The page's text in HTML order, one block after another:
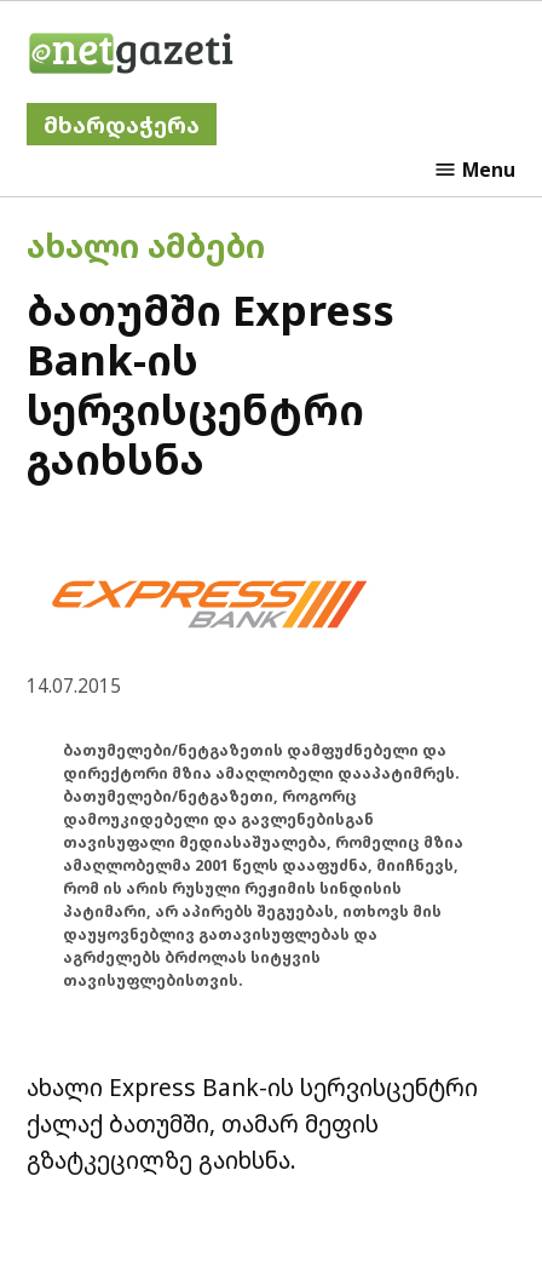
მხარდაჭერა
Menu
POSTED
IN
ᲐᲮᲐᲚᲘ ᲐᲛᲑᲔᲑᲘ
ბათუმში Express
Bank-ის
სერვისცენტრი
გაიხსნა
14.07.2015
ბათუმელები/ნეტგაზეთის დამფუძნებელი და
დირექტორი მზია ამაღლობელი დააპატიმრეს.
ბათუმელები/ნეტგაზეთი, როგორც
დამოუკიდებელი და გავლენებისგან
თავისუფალი მედიასაშუალება, რომელიც მზია
ამაღლობელმა 2001 წელს დააფუძნა, მიიჩნევს,
რომ ის არის რუსული რეჟიმის სინდისის
პატიმარი, არ აპირებს შეგუებას, ითხოვს მის
დაუყოვნებლივ გათავისუფლებას და
აგრძელებს ბრძოლას სიტყვის
თავისუფლებისთვის.
ახალი Express Bank-ის სერვისცენტრი
ქალაქ ბათუმში, თამარ მეფის
გზატკეცილზე გაიხსნა.